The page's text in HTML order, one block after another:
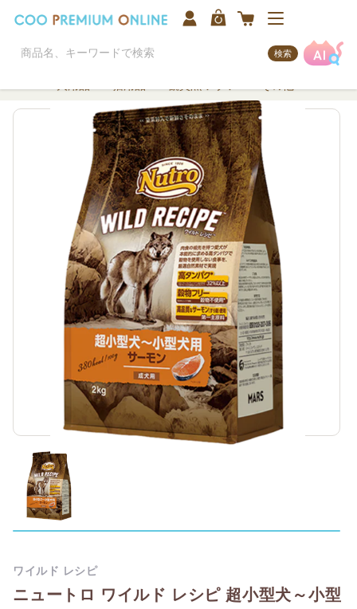
検索
ニュートロ ワイルド レシピ 超小型犬～小型
ワイルド レシピ